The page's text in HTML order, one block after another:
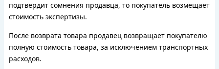
подтвердит сомнения продавца, то покупатель возмещает
стоимость экспертизы.
После возврата товара продавец возвращает покупателю
полную стоимость товара, за исключением транспортных
расходов.